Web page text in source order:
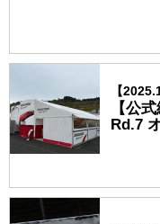
【
【公
Rd.7